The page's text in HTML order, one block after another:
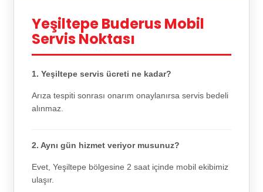
Yeşiltepe Buderus Mobil
Servis Noktası
1. Yeşiltepe servis ücreti ne kadar?
Arıza tespiti sonrası onarım onaylanırsa servis bedeli
alınmaz.
2. Aynı gün hizmet veriyor musunuz?
Evet, Yeşiltepe bölgesine 2 saat içinde mobil ekibimiz
ulaşır.